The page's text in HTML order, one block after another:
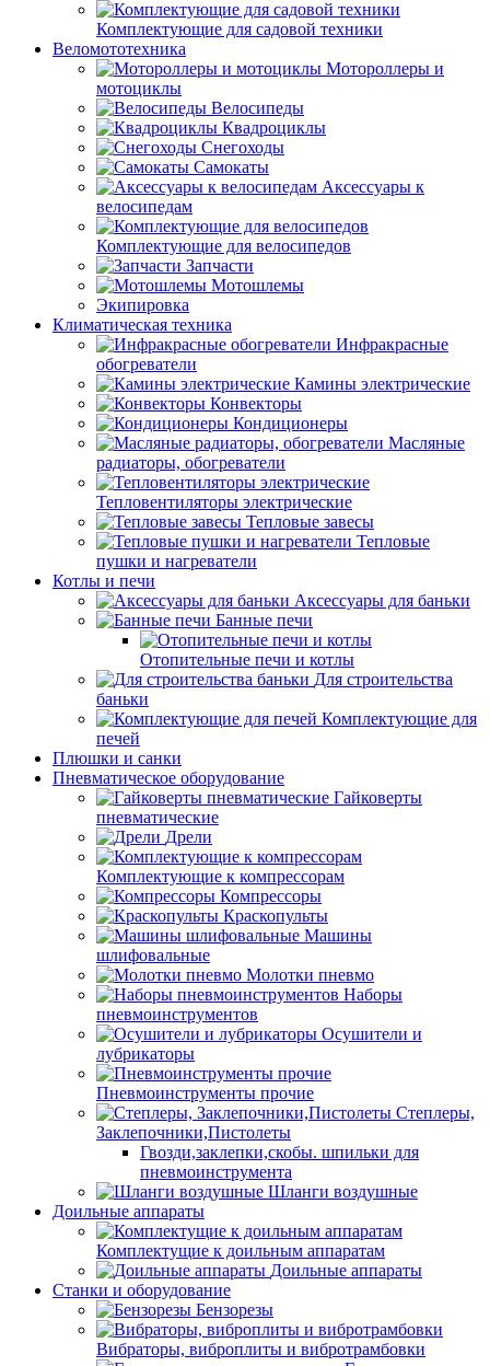
Комплектующие для садовой техники
Веломототехника
Мотороллеры и
мотоциклы
Велосипеды
Квадроциклы
Снегоходы
Самокаты
Аксессуары к
велосипедам
Комплектующие для велосипедов
Запчасти
Мотошлемы
Экипировка
Климатическая техника
Инфракрасные
обогреватели
Камины электрические
Конвекторы
Кондиционеры
Масляные
радиаторы, обогреватели
Тепловентиляторы электрические
Тепловые завесы
Тепловые
пушки и нагреватели
Котлы и печи
Аксессуары для баньки
Банные печи
Отопительные печи и котлы
Для строительства
баньки
Комплектующие для
печей
Плюшки и санки
Пневматическое оборудование
Гайковерты
пневматические
Дрели
Комплектующие к компрессорам
Компрессоры
Краскопульты
Машины
шлифовальные
Молотки пневмо
Наборы
пневмоинструментов
Осушители и
лубрикаторы
Пневмоинструменты прочие
Степлеры,
Заклепочники,Пистолеты
Гвозди,заклепки,скобы. шпильки для
пневмоинструмента
Шланги воздушные
Доильные аппараты
Комплектущие к доильным аппаратам
Доильные аппараты
Станки и оборудование
Бензорезы
Вибраторы, виброплиты и вибротрамбовки